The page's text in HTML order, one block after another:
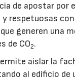
de apostar por
respetuosas
generen una
de CO2.
aislar la
al edificio de